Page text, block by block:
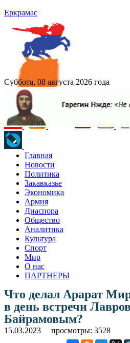
Еркрамас
Суббота, 08 августа 2026 года
Главная
Новости
Политика
Закавказье
Экономика
Армия
Диаспора
Общество
Аналитика
Культура
Спорт
Мир
О нас
ПАРТНЕРЫ
Что делал Арарат
в день встречи
Байрамовым?
15.03.2023 просмотры: 3528